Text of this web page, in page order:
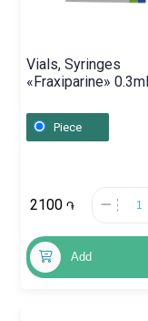
Vials, Syringes
«Fraxiparine»
Piece
2100 ֏
Add